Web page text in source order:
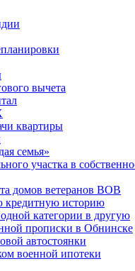
вычета
квартиры
семья»
участка в
домов ветеранов ВОВ
кредитную историю
категории в другую
прописки в Обнинске
автостоянки
военной ипотеки